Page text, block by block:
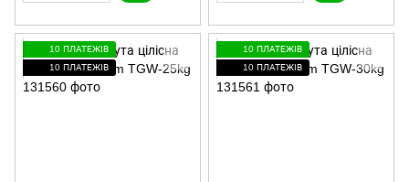
10 ПЛАТЕЖІВ
10 ПЛАТЕЖІВ
10 ПЛАТЕЖІВ
10 ПЛАТЕЖІВ